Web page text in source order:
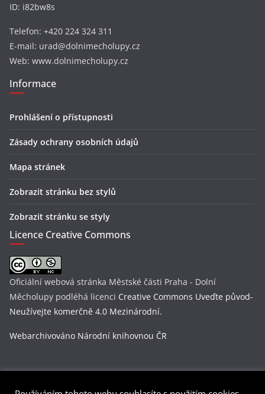
ID: i82bw8s
Telefon: +420 224 324 311
E-mail: urad@dolnimecholupy.cz
Web: www.dolnimecholupy.cz
Informace
Prohlášení o přístupnosti
Zásady ochrany osobních údajů
Mapa stránek
Zobrazit stránku bez stylů
Zobrazit stránku se styly
Licence Creative Commons
Oficiální webová stránka Městské části Praha - Dolní
Měcholupy podléhá licenci Creative Commons Uveďte původ-
Neužívejte komerčně 4.0 Mezinárodní.
Webarchivováno Národní knihovnou ČR